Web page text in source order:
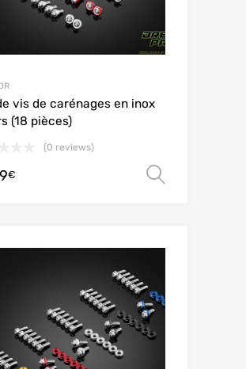
vis de carénages en inox
(18 pièces)
(0 reviews)
€